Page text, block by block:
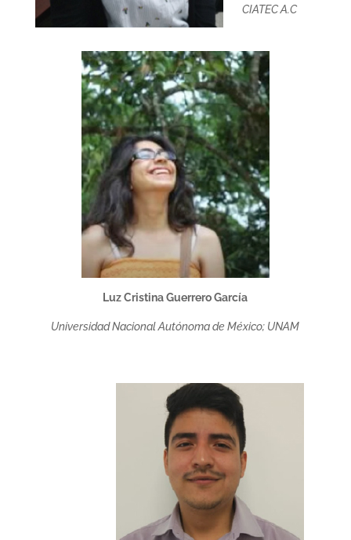
CIATEC A.C
Luz Cristina Guerrero García
Universidad Nacional Autónoma de México; UNAM